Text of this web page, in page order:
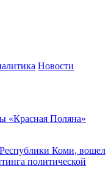
Новости
«Красная Поляна»
Коми, вошел
политической